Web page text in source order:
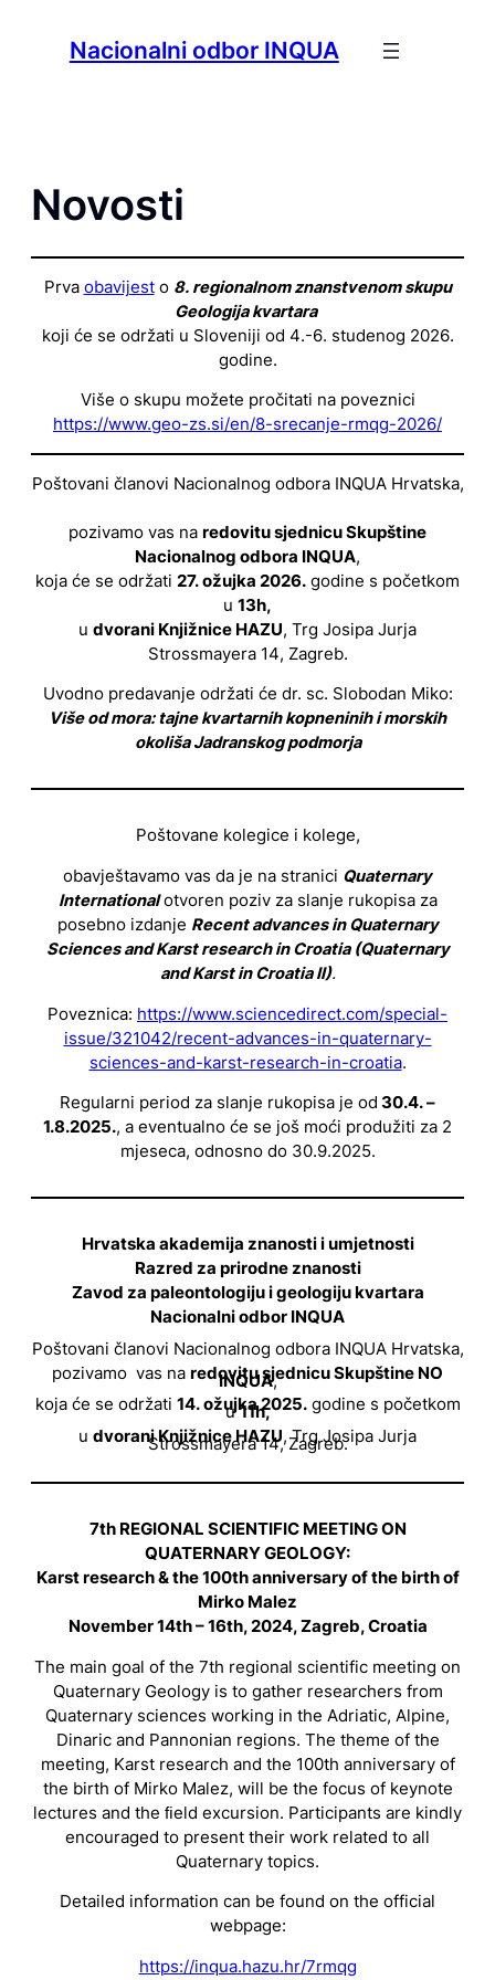
Nacionalni odbor INQUA
Novosti
Prva obavijesto 8. regionalnom znanstvenom skupu
Geologija kvartara
koji će se održati u Sloveniji od 4.-6. studenog 2026.
godine.
Više o skupu možete pročitati na poveznici
https://www.geo-zs.si/en/8-srecanje-rmqg-2026/
Poštovani članovi Nacionalnog odbora INQUA Hrvatska,
pozivamo vas na redovitu sjednicu Skupštine
Nacionalnog odbora INQUA,
koja će se održati 27. ožujka 2026. godine s početkom
u 13h,
u dvorani Knjižnice HAZU, Trg Josipa Jurja
Strossmayera 14, Zagreb.
Uvodno predavanje održati će dr. sc. Slobodan Miko:
Više od mora: tajne kvartarnih kopneninih i morskih
okoliša Jadranskog podmorja
Poštovane kolegice i kolege,
obavještavamo vas da je na stranici Quaternary
Internationalotvoren poziv za slanje rukopisa za
posebno izdanje Recent advances in Quaternary
Sciences and Karst research in Croatia (Quaternary
and Karst in Croatia II).
Poveznica: https://www.sciencedirect.com/special-
issue/321042/recent-advances-in-quaternary-
sciences-and-karst-research-in-croatia.
Regularni period za slanje rukopisa je od 30.4. –
1.8.2025., a eventualno će se još moći produžiti za 2
mjeseca, odnosno do 30.9.2025.
Hrvatska akademija znanosti i umjetnosti
Razred za prirodne znanosti
Zavod za paleontologiju i geologiju kvartara
Nacionalni odbor INQUA
Poštovani članovi Nacionalnog odbora INQUA Hrvatska,
pozivamo vas na redovitu sjednicu Skupštine NO
INQUA,
koja će se održati 14. ožujka 2025.godine s početkom
u11h,
u dvorani Knjižnice HAZU, Trg Josipa Jurja
Strossmayera 14, Zagreb.
7th REGIONAL SCIENTIFIC MEETING ON
QUATERNARY GEOLOGY:
Karst research & the 100th anniversary of the birth of
Mirko Malez
November 14th – 16th, 2024, Zagreb, Croatia
The main goal of the 7th regional scientific meeting on
Quaternary Geology is to gather researchers from
Quaternary sciences working in the Adriatic, Alpine,
Dinaric and Pannonian regions. The theme of the
meeting, Karst research and the 100th anniversary of
the birth of Mirko Malez, will be the focus of keynote
lectures and the ﬁeld excursion. Participants are kindly
encouraged to present their work related to all
Quaternary topics.
Detailed information can be found on the official
webpage:
https://inqua.hazu.hr/7rmqg